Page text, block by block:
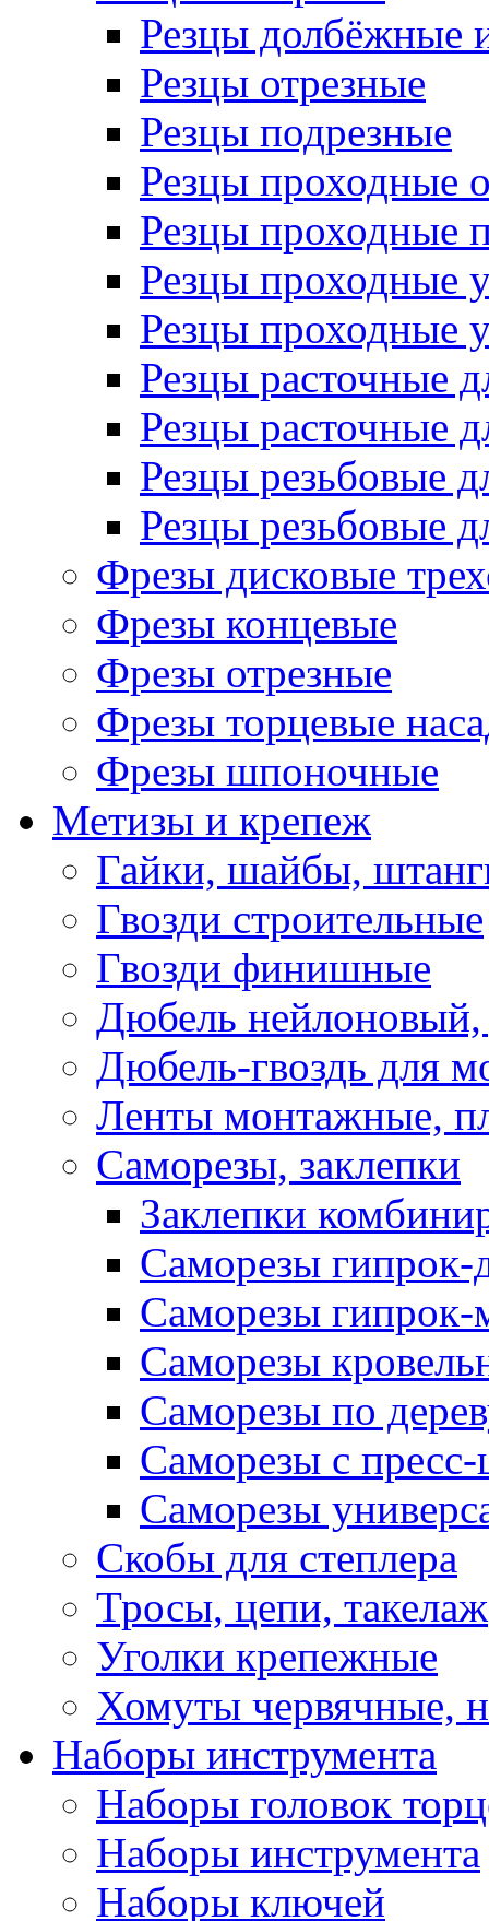
Резцы долбёжные
Резцы отрезные
Резцы подрезные
Резцы проходные
Резцы проходные
Резцы проходные
Резцы проходные
Резцы расточные
Резцы расточные
Резцы резьбовые
Резцы резьбовые
Фрезы дисковые
Фрезы концевые
Фрезы отрезные
Фрезы торцевые
Фрезы шпоночные
Метизы и крепеж
Гайки, шайбы,
Гвозди строительные
Гвозди финишные
Дюбель нейлоновый,
Дюбель-гвоздь для
Ленты монтажные,
Саморезы, заклепки
Заклепки
Саморезы гипрок-
Саморезы гипрок-
Саморезы
Саморезы по
Саморезы с
Саморезы
Скобы для степлера
Тросы, цепи, такелаж
Уголки крепежные
Хомуты червячные,
Наборы инструмента
Наборы головок
Наборы инструмента
Наборы ключей